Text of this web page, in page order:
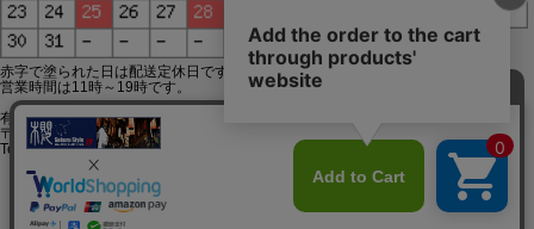
赤字で塗られた日は配送定休日です。
営業時間は11時～19時です。
有限会社ジップジップ SakuraStyle通販事業部
〒650-0021 神戸市中央区三宮町3-9-19イトウビル1,4F
Tel:078-332-2013 FAX:078-333-6644